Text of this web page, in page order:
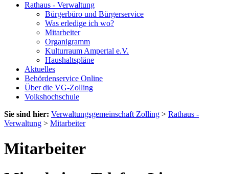
Rathaus - Verwaltung
Bürgerbüro und Bürgerservice
Was erledige ich wo?
Mitarbeiter
Organigramm
Kulturraum Ampertal e.V.
Haushaltspläne
Aktuelles
Behördenservice Online
Über die VG-Zolling
Volkshochschule
Sie sind hier: Verwaltungsgemeinschaft Zolling > Rathaus -
Verwaltung > Mitarbeiter
Mitarbeiter